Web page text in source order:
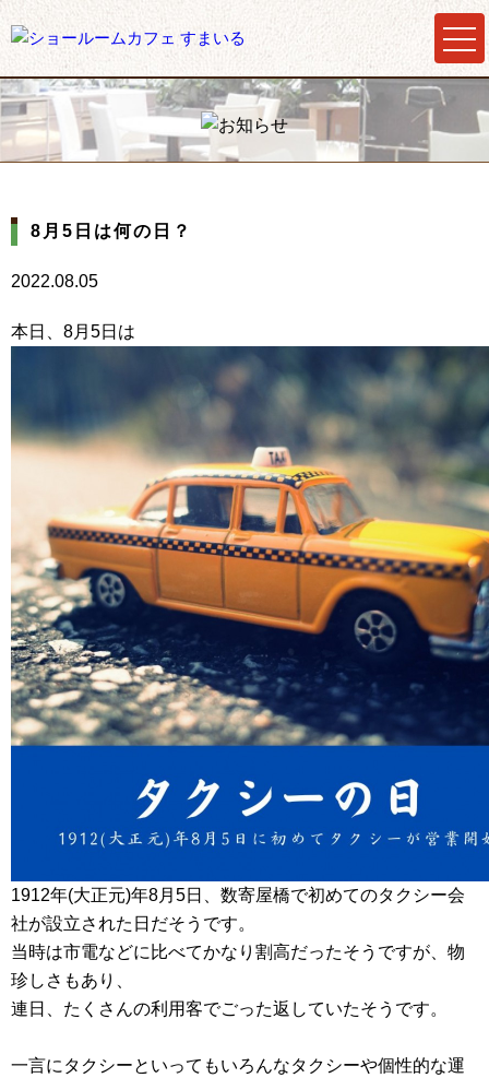
8月5日は何の日？
2022.08.05
本日、8月5日は
1912年(大正元)年8月5日、数寄屋橋で初めてのタクシー会
社が設立された日だそうです。
当時は市電などに比べてかなり割高だったそうですが、物
珍しさもあり、
連日、たくさんの利用客でごった返していたそうです。
一言にタクシーといってもいろんなタクシーや個性的な運